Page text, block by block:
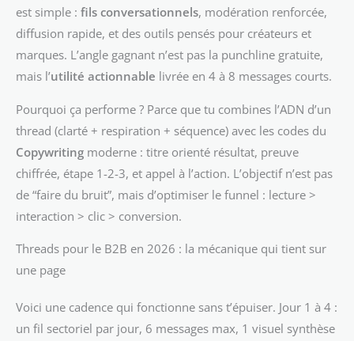
est simple : fils conversationnels, modération renforcée,
diffusion rapide, et des outils pensés pour créateurs et
marques. L’angle gagnant n’est pas la punchline gratuite,
mais l’utilité actionnable livrée en 4 à 8 messages courts.
Pourquoi ça performe ? Parce que tu combines l’ADN d’un
thread (clarté + respiration + séquence) avec les codes du
Copywriting moderne : titre orienté résultat, preuve
chiffrée, étape 1-2-3, et appel à l’action. L’objectif n’est pas
de “faire du bruit”, mais d’optimiser le funnel : lecture >
interaction > clic > conversion.
Threads pour le B2B en 2026 : la mécanique qui tient sur
une page
Voici une cadence qui fonctionne sans t’épuiser. Jour 1 à 4 :
un fil sectoriel par jour, 6 messages max, 1 visuel synthèse